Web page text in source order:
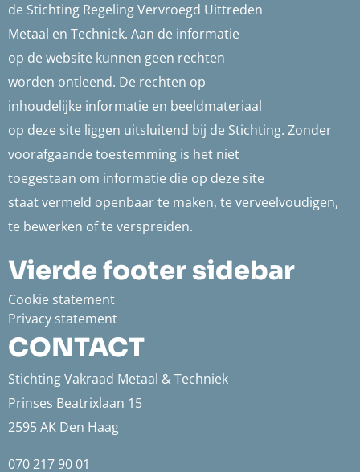
de Stichting Regeling Vervroegd Uittreden
Metaal en Techniek. Aan de informatie
op de website kunnen geen rechten
worden ontleend. De rechten op
inhoudelijke informatie en beeldmateriaal
op deze site liggen uitsluitend bij de Stichting. Zonder
voorafgaande toestemming is het niet
toegestaan om informatie die op deze site
staat vermeld openbaar te maken, te verveelvoudigen,
te bewerken of te verspreiden.
Vierde footer sidebar
Cookie statement
Privacy statement
CONTACT
Stichting Vakraad Metaal & Techniek
Prinses Beatrixlaan 15
2595 AK Den Haag
070 217 90 01